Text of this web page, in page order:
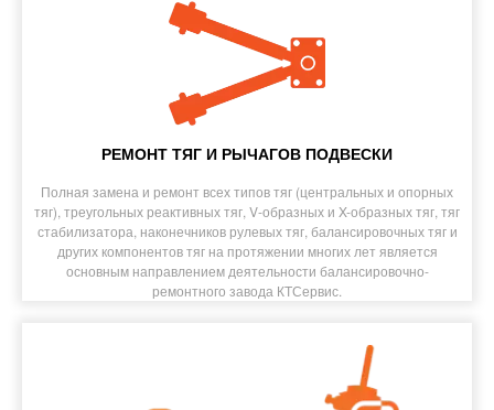
РЕМОНТ ТЯГ И РЫЧАГОВ ПОДВЕСКИ
Полная замена и ремонт всех типов тяг (центральных и опорных
тяг), треугольных реактивных тяг, V-образных и X-образных тяг, тяг
стабилизатора, наконечников рулевых тяг, балансировочных тяг и
других компонентов тяг на протяжении многих лет является
основным направлением деятельности балансировочно-
ремонтного завода КТСервис.